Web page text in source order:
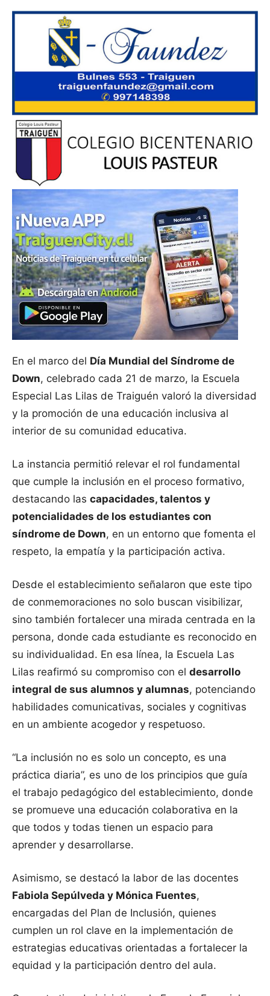
En el marco del Día Mundial del Síndrome de
Down, celebrado cada 21 de marzo, la Escuela
Especial Las Lilas de Traiguén valoró la diversidad
y la promoción de una educación inclusiva al
interior de su comunidad educativa.
La instancia permitió relevar el rol fundamental
que cumple la inclusión en el proceso formativo,
destacando las capacidades, talentos y
potencialidades de los estudiantes con
síndrome de Down, en un entorno que fomenta el
respeto, la empatía y la participación activa.
Desde el establecimiento señalaron que este tipo
de conmemoraciones no solo buscan visibilizar,
sino también fortalecer una mirada centrada en la
persona, donde cada estudiante es reconocido en
su individualidad. En esa línea, la Escuela Las
Lilas reafirmó su compromiso con el desarrollo
integral de sus alumnos y alumnas, potenciando
habilidades comunicativas, sociales y cognitivas
en un ambiente acogedor y respetuoso.
“La inclusión no es solo un concepto, es una
práctica diaria”, es uno de los principios que guía
el trabajo pedagógico del establecimiento, donde
se promueve una educación colaborativa en la
que todos y todas tienen un espacio para
aprender y desarrollarse.
Asimismo, se destacó la labor de las docentes
Fabiola Sepúlveda y Mónica Fuentes,
encargadas del Plan de Inclusión, quienes
cumplen un rol clave en la implementación de
estrategias educativas orientadas a fortalecer la
equidad y la participación dentro del aula.